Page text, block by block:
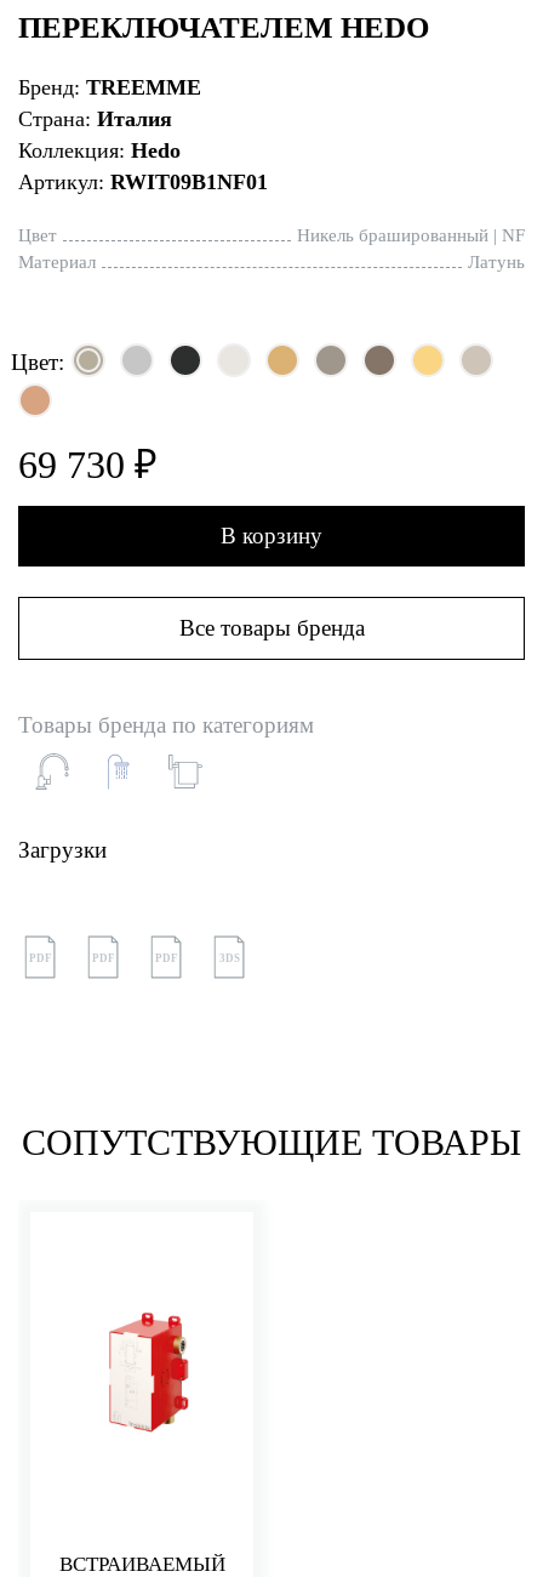
ПЕРЕКЛЮЧАТЕЛЕМ HEDO
Бренд: TREEMME
Страна: Италия
Коллекция: Hedo
Артикул: RWIT09B1NF01
Цвет
Никель брашированный | NF
Материал
Латунь
Цвет:
69 730 ₽
В корзину
Все товары бренда
Товары бренда по категориям
Загрузки
PDF PDF PDF 3DS
СОПУТСТВУЮЩИЕ ТОВАРЫ
ВСТРАИВАЕМЫЙ